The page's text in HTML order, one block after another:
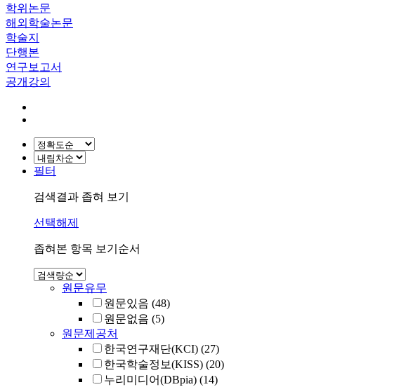
학위논문
해외학술논문
학술지
단행본
연구보고서
공개강의
필터
검색결과 좁혀 보기
선택해제
좁혀본 항목 보기순서
원문유무
원문있음 (48)
원문없음 (5)
원문제공처
한국연구재단(KCI) (27)
한국학술정보(KISS) (20)
누리미디어(DBpia) (14)